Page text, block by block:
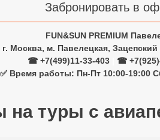
Забронировать в
FUN&SUN PREMIUM
г. Москва, м. Павелецкая,
☎ +7(499)11-33-403
☎
✅ Время работы: Пн-Пт 10:00-19:00
на туры с